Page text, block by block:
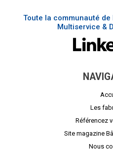
Toute la communauté
Multiservice &
Les
Référencez
Site magazine
Nous